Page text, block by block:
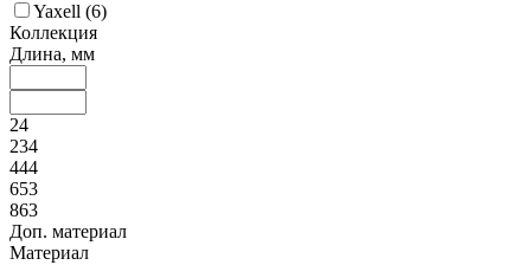
Yaxell (6)
Коллекция
Длина, мм
24
234
444
653
863
Доп. материал
Материал